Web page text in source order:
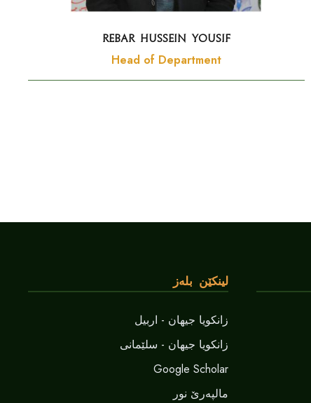
Rebar Hussein Yousif
Head of Department
لینکێن بلەز
زانکویا جیهان - اربیل
زانکویا جیهان - سلێمانی
Google Scholar
مالپەرێ نور